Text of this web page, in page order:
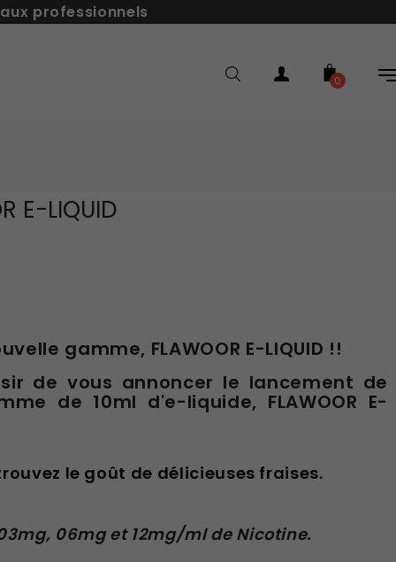
professionnels
0
E-LIQUID
gamme, FLAWOOR E-LIQUID !!
de vous annoncer le lancement de
de 10ml d'e-liquide, FLAWOOR E-
le goût de délicieuses fraises.
06mg et 12mg/ml de Nicotine.